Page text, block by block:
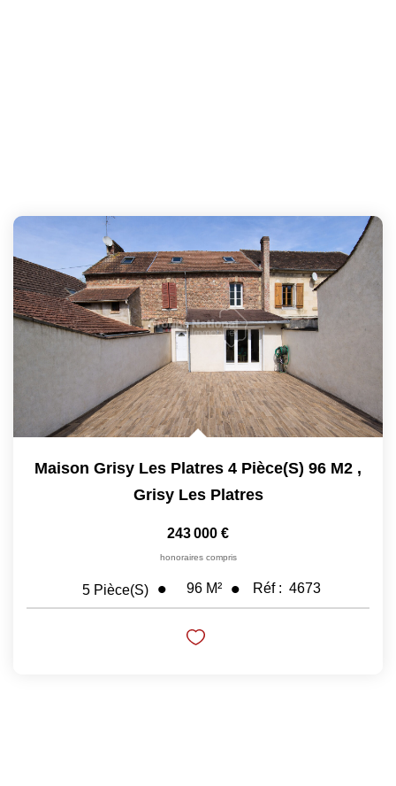
Maison Grisy Les Platres 4 Pièce(s) 96 M2 ,
Grisy Les Platres
243 000 €
honoraires compris
5 Pièce(s) 96 M² Réf : 4673